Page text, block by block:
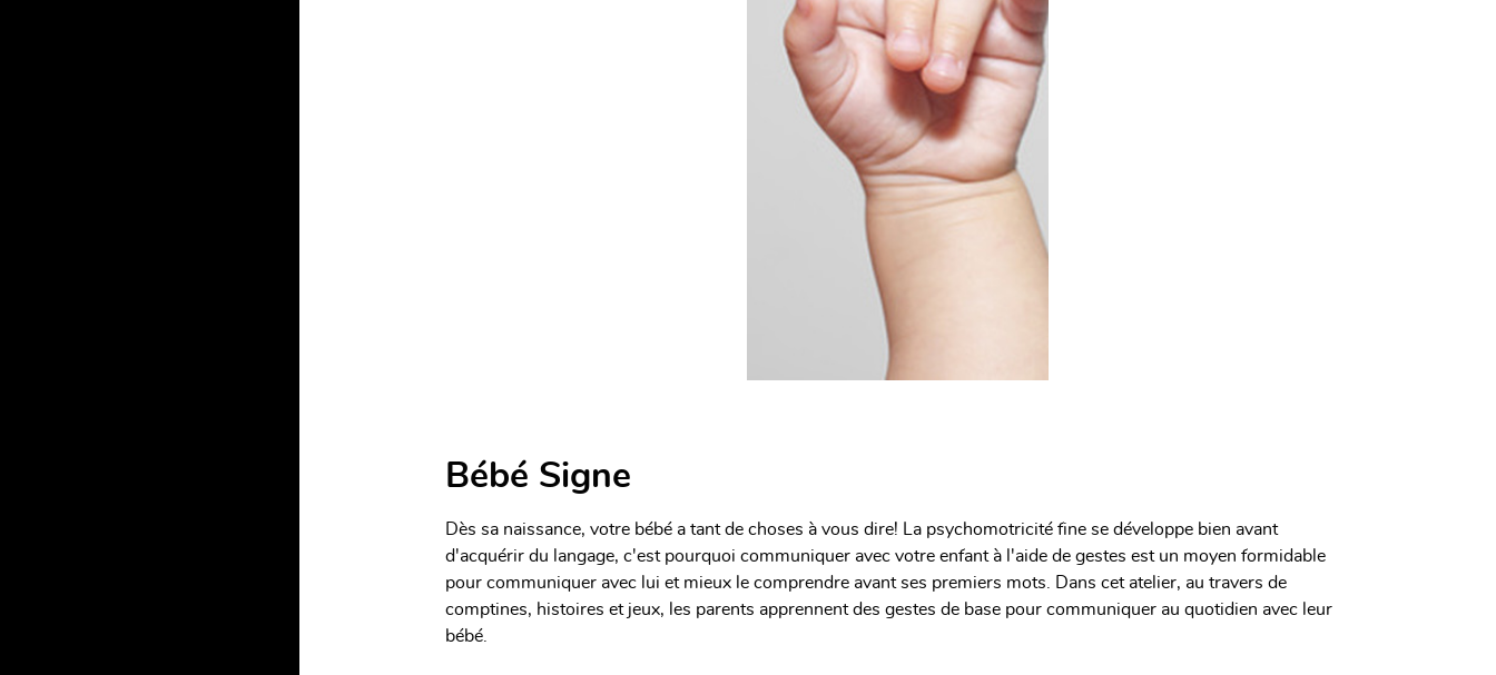
Bébé Signe
Dès sa naissance, votre bébé a tant de choses à vous dire!
La psychomotricité fine se développe bien avant
d'acquérir du langage, c'est pourquoi communiquer avec votre enfant à l'aide de gestes est un moyen formidable
pour communiquer avec lui et mieux le comprendre avant ses premiers mots.
Dans cet atelier, au travers de
comptines, histoires et jeux, les parents apprennent des gestes de base pour communiquer au quotidien avec leur
bébé.